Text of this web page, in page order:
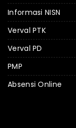
Informasi NISN
Verval PTK
Verval PD
PMP
Absensi Online